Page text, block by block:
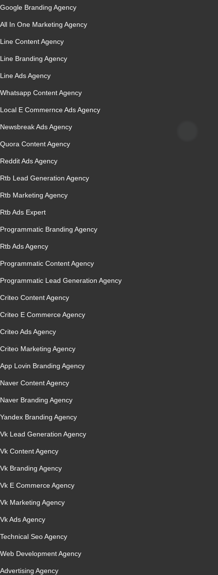
Google Branding Agency
All In One Marketing Agency
Line Content Agency
Line Branding Agency
Line Ads Agency
Whatsapp Content Agency
Local E Commernce Ads Agency
Newsbreak Ads Agency
Quora Content Agency
Reddit Ads Agency
Rtb Lead Generation Agency
Rtb Marketing Agency
Rtb Ads Expert
Programmatic Branding Agency
Rtb Ads Agency
Programmatic Content Agency
Programmatic Lead Generation Agency
Criteo Content Agency
Criteo E Commerce Agency
Criteo Ads Agency
Criteo Marketing Agency
App Lovin Branding Agency
Naver Content Agency
Naver Branding Agency
Yandex Branding Agency
Vk Lead Generation Agency
Vk Content Agency
Vk Branding Agency
Vk E Commerce Agency
Vk Marketing Agency
Vk Ads Agency
Technical Seo Agency
Web Development Agency
Advertising Agency